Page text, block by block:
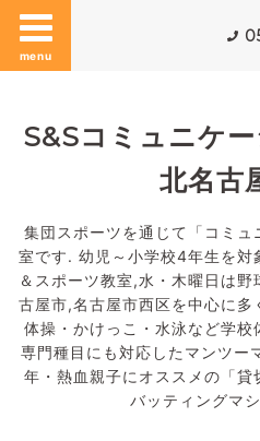
menu
S&Sコミュニケ
北名古
集団スポーツを通じて「コミ
室です. 幼児～小学校4年生を対
＆スポーツ教室,水・木曜日は
古屋市,名古屋市西区を中心に
体操・かけっこ・水泳など学
専門種目にも対応したマンツー
年・熱血親子にオススメの「
バッティングマ